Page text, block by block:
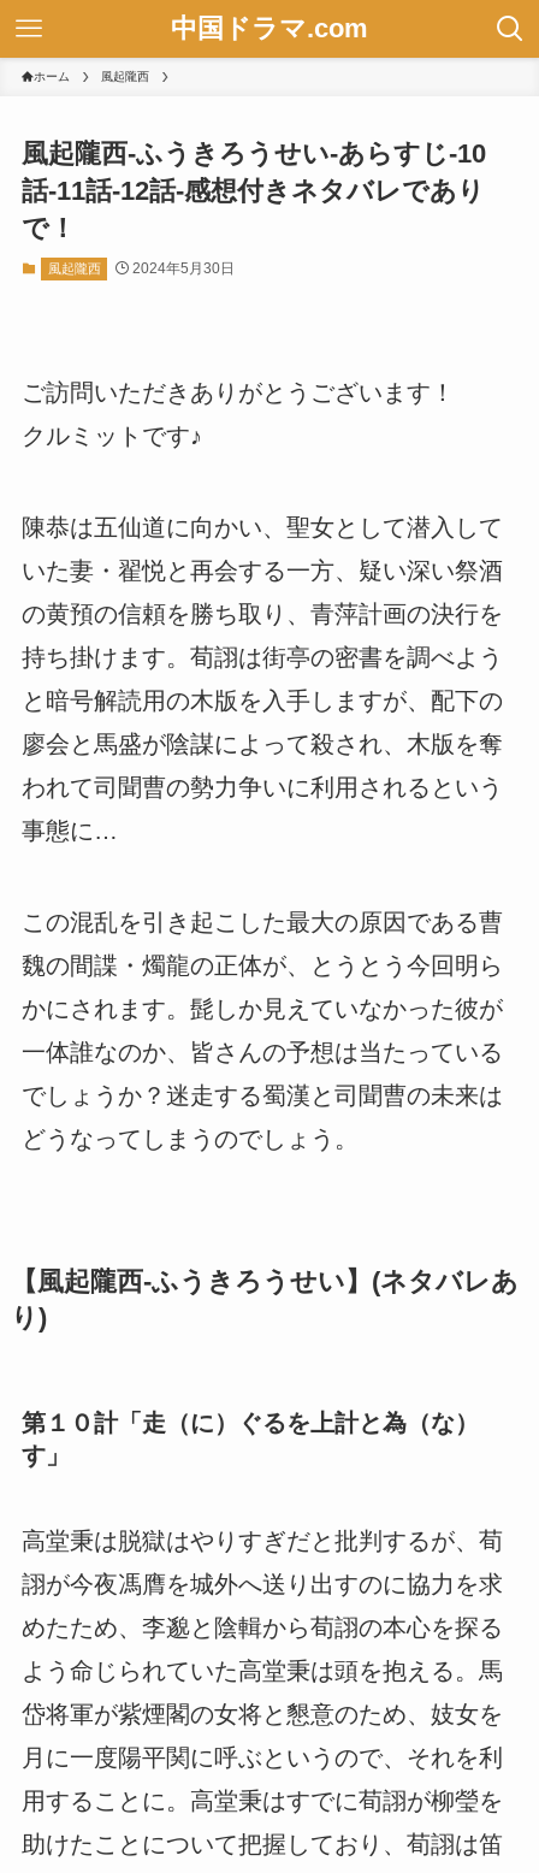
中国ドラマ.com
ホーム 風起隴西
風起隴西-ふうきろうせい-あらすじ-10
話-11話-12話-感想付きネタバレであり
で！
風起隴西 2024年5月30日
ご訪問いただきありがとうございます！
クルミットです♪
陳恭は五仙道に向かい、聖女として潜入して
いた妻・翟悦と再会する一方、疑い深い祭酒
の黄預の信頼を勝ち取り、青萍計画の決行を
持ち掛けます。荀詡は街亭の密書を調べよう
と暗号解読用の木版を入手しますが、配下の
廖会と馬盛が陰謀によって殺され、木版を奪
われて司聞曹の勢力争いに利用されるという
事態に…
この混乱を引き起こした最大の原因である曹
魏の間諜・燭龍の正体が、とうとう今回明ら
かにされます。髭しか見えていなかった彼が
一体誰なのか、皆さんの予想は当たっている
でしょうか？迷走する蜀漢と司聞曹の未来は
どうなってしまうのでしょう。
【風起隴西-ふうきろうせい】(ネタバレあ
り)
第１０計「走（に）ぐるを上計と為（な）
す」
高堂秉は脱獄はやりすぎだと批判するが、荀
詡が今夜馮膺を城外へ送り出すのに協力を求
めたため、李邈と陰輯から荀詡の本心を探る
よう命じられていた高堂秉は頭を抱える。馬
岱将軍が紫煙閣の女将と懇意のため、妓女を
月に一度陽平関に呼ぶというので、それを利
用することに。高堂秉はすでに荀詡が柳瑩を
助けたことについて把握しており、荀詡は笛